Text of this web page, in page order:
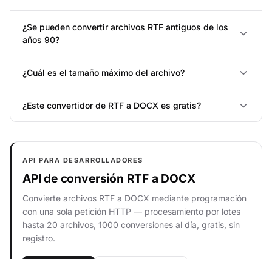
¿Se pueden convertir archivos RTF antiguos de los
años 90?
¿Cuál es el tamaño máximo del archivo?
¿Este convertidor de RTF a DOCX es gratis?
API PARA DESARROLLADORES
API de conversión RTF a DOCX
Convierte archivos RTF a DOCX mediante programación
con una sola petición HTTP — procesamiento por lotes
hasta 20 archivos, 1000 conversiones al día, gratis, sin
registro.